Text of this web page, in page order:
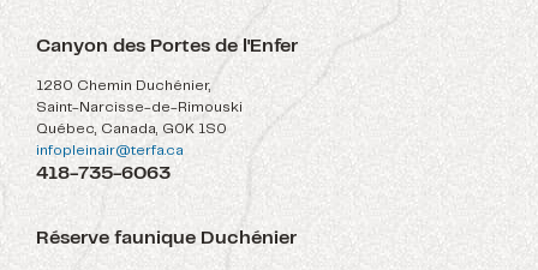
Canyon des Portes de l'Enfer
1280 Chemin Duchénier,
Saint-Narcisse-de-Rimouski
Québec, Canada, G0K 1S0
infopleinair@terfa.ca
418-735-6063
Réserve faunique Duchénier